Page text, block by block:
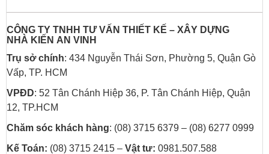
CÔNG TY TNHH TƯ VẤN THIẾT KẾ – XÂY DỰNG
NHÀ KIẾN AN VINH
Trụ sở chính: 434 Nguyễn Thái Sơn, Phường 5, Quận Gò
Vấp, TP. HCM
VPĐD: 52 Tân Chánh Hiệp 36, P. Tân Chánh Hiệp, Quận
12, TP.HCM
Chăm sóc khách hàng: (08) 3715 6379 – (08) 6277 0999
Kế Toán: (08) 3715 2415 – Vật tư: 0981.507.588